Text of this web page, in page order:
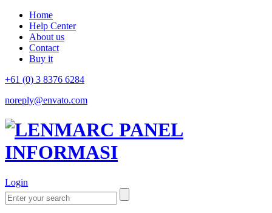
Home
Help Center
About us
Contact
Buy it
+61 (0) 3 8376 6284
noreply@envato.com
Login